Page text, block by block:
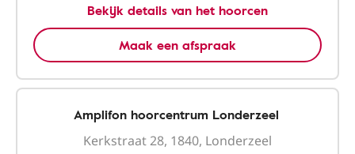
Bekijk details van het hoorcen
Maak een afspraak
Amplifon hoorcentrum Londerzeel
Kerkstraat 28, 1840, Londerzeel